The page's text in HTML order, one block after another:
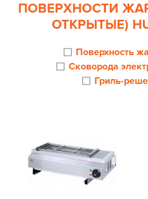
ПОВЕРХНОСТИ
ОТКРЫТЫЕ)
Поверхность
Сковорода
Гриль-